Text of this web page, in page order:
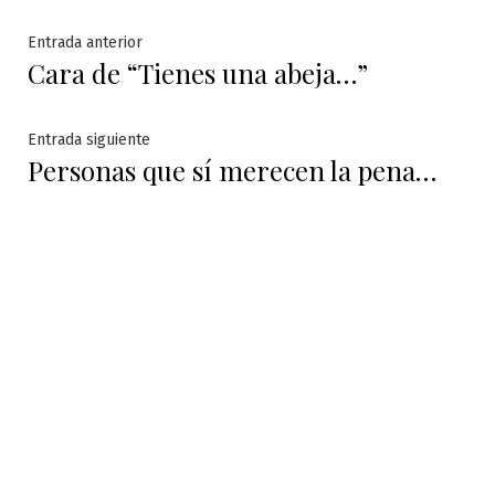
Navegación
de
entradas
Entrada anteriorEntrada
anterior:
Cara de “Tienes una abeja…”
Entrada siguiente
siguiente:
Personas que sí merecen la pena…